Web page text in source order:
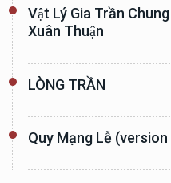
Vật Lý Gia Trần
Xuân Thuận
LÒNG TRẦN
Quy Mạng Lễ (version